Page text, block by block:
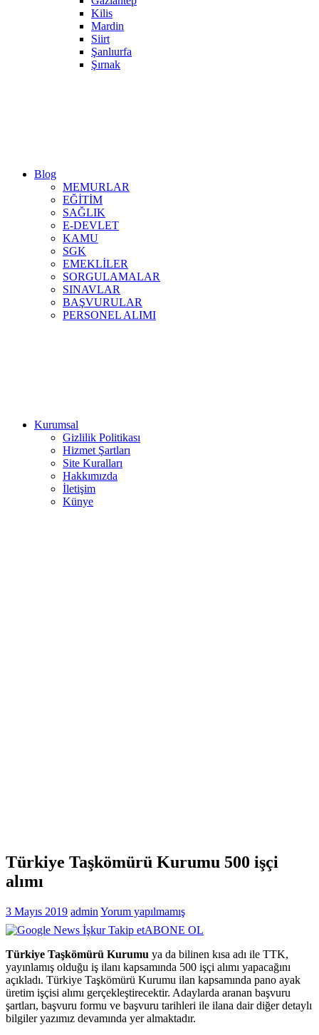
Kilis
Mardin
Siirt
Şanlıurfa
Şırnak
Blog
MEMURLAR
EĞİTİM
SAĞLIK
E-DEVLET
KAMU
SGK
EMEKLİLER
SORGULAMALAR
SINAVLAR
BAŞVURULAR
PERSONEL ALIMI
Kurumsal
Gizlilik Politikası
Hizmet Şartları
Site Kuralları
Hakkımızda
İletişim
Künye
Türkiye Taşkömürü Kurumu 500 işçi
alımı
3 Mayıs 2019 admin Yorum yapılmamış
ABONE OL
Türkiye Taşkömürü Kurumu ya da bilinen kısa adı ile TTK,
yayınlamış olduğu iş ilanı kapsamında 500 işçi alımı yapacağını
açıkladı. Türkiye Taşkömürü Kurumu ilan kapsamında pano ayak
üretim işçisi alımı gerçekleştirecektir. Adaylarda aranan başvuru
şartları, başvuru formu ve başvuru tarihleri ile ilana dair diğer detaylı
bilgiler yazımız devamında yer almaktadır.